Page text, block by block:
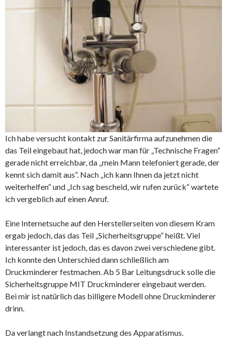
Ich habe versucht kontakt zur Sanitärfirma aufzunehmen die
das Teil eingebaut hat, jedoch war man für „Technische Fragen“
gerade nicht erreichbar, da „mein Mann telefoniert gerade, der
kennt sich damit aus“. Nach „ich kann Ihnen da jetzt nicht
weiterhelfen“ und „Ich sag bescheid, wir rufen zurück“ wartete
ich vergeblich auf einen Anruf.
Eine Internetsuche auf den Herstellerseiten von diesem Kram
ergab jedoch, das das Teil „Sicherheitsgruppe“ heißt. Viel
interessanter ist jedoch, das es davon zwei verschiedene gibt.
Ich konnte den Unterschied dann schließlich am
Druckminderer festmachen. Ab 5 Bar Leitungsdruck solle die
Sicherheitsgruppe MIT Druckminderer eingebaut werden.
Bei mir ist natürlich das billigere Modell ohne Druckminderer
drinn.
Da verlangt nach Instandsetzung des Apparatismus.